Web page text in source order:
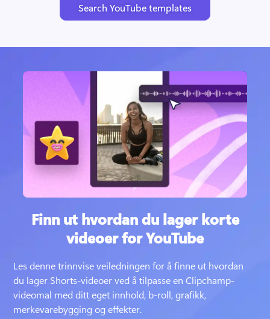
Search YouTube templates
Finn ut hvordan du lager korte
videoer for YouTube
Les denne trinnvise veiledningen for å finne ut hvordan
du lager Shorts-videoer ved å tilpasse en Clipchamp-
videomal med ditt eget innhold, b-roll, grafikk,
merkevarebygging og effekter.